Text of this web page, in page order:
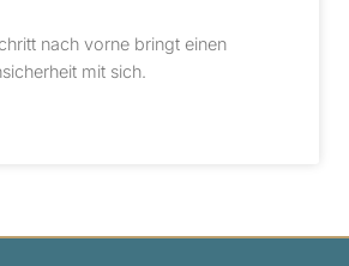
nach vorne bringt einen
mit sich.